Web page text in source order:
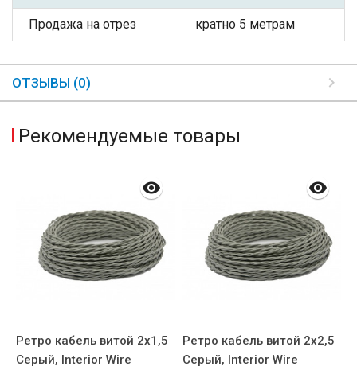
Продажа на отрез кратно 5 метрам
ОТЗЫВЫ (0)
Рекомендуемые товары
Ретро кабель витой 2x1,5
Серый, Interior Wire
Ретро кабель витой 2x2,5
Серый, Interior Wire